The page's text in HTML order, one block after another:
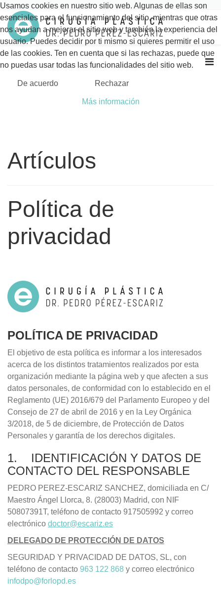
Artículos
Política de
privacidad
POLÍTICA DE PRIVACIDAD
El objetivo de esta política es informar a los interesados
acerca de los distintos tratamientos realizados por esta
organización mediante la página web y que afecten a sus
datos personales, de conformidad con lo establecido en el
Reglamento (UE) 2016/679 del Parlamento Europeo y del
Consejo de 27 de abril de 2016 y en la Ley Orgánica
3/2018, de 5 de diciembre, de Protección de Datos
Personales y garantía de los derechos digitales.
1. IDENTIFICACIÓN Y DATOS DE
CONTACTO DEL RESPONSABLE
PEDRO PEREZ-ESCARIZ SANCHEZ, domiciliada en C/
Maestro Ángel Llorca, 8. (28003) Madrid, con NIF
50807391T, teléfono de contacto 917505992 y correo
electrónico doctor@escariz.es
DELEGADO DE PROTECCIÓN DE DATOS
SEGURIDAD Y PRIVACIDAD DE DATOS, SL, con
teléfono de contacto 963 122 868 y correo electrónico
infodpo@forlopd.es
Usamos cookies en nuestro sitio web. Algunas de ellas son
esenciales para el funcionamiento del sitio, mientras que otras
nos ayudan a mejorar el sitio web y también la experiencia del
usuario. Puedes decidir por ti mismo si quieres permitir el uso
de las cookies. Ten en cuenta que si las rechazas, puede que
no puedas usar todas las funcionalidades del sitio web.
De acuerdo Rechazar
Más información